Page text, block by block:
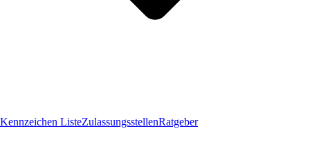
Kennzeichen ListeZulassungsstellenRatgeber